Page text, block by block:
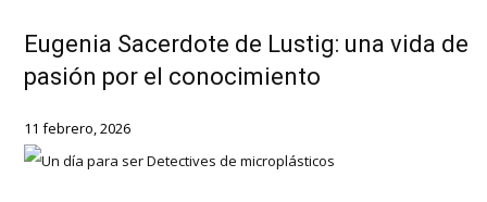
Eugenia Sacerdote de Lustig: una vida de
pasión por el conocimiento
11 febrero, 2026